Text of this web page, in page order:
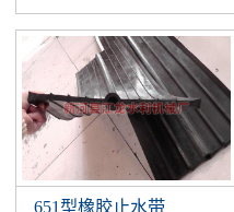
651型橡胶止水带